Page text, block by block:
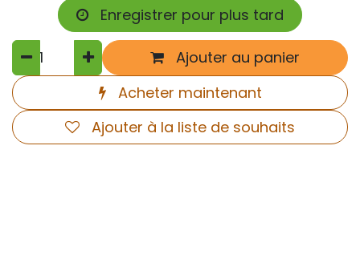
Enregistrer pour plus tard
Ajouter au panier
Acheter maintenant
Ajouter à la liste de souhaits